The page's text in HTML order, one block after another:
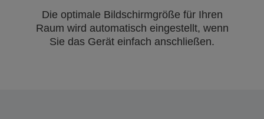
Die optimale Bildschirmgröße für Ihren
Raum wird automatisch eingestellt, wenn
Sie das Gerät einfach anschließen.